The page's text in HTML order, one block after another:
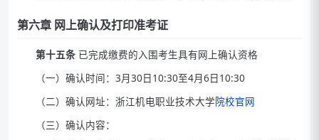
第六章 网上确认及打印准考证
第十五条已完成缴费的入围考生具有网上确认资格
（一）确认时间：3月30日10:30至4月6日10:30
（二）确认网址：浙江机电职业技术大学院校官网
（三）确认内容：